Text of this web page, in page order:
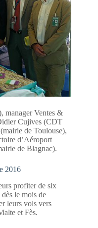
manager Ventes &
Cujives (CDT
de Toulouse),
d’Aéroport
de Blagnac).
2016
profiter de six
le mois de
leurs vols vers
et Fès.